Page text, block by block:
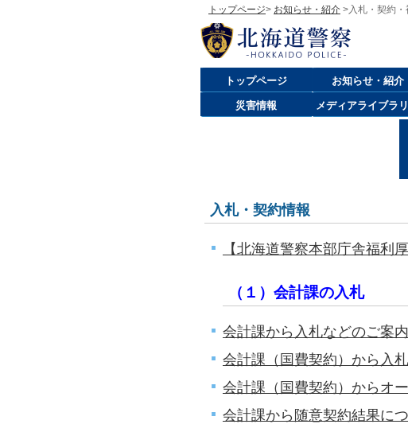
トップページ> お知らせ・紹介 >入札・契約・
入札・契約情報
【北海道警察本部庁舎福利
（１）会計課の入札
会計課から入札などのご案内
会計課（国費契約）から入
会計課（国費契約）からオ
会計課から随意契約結果に
トップページ お知らせ・紹介
災害情報 メディアライブラ